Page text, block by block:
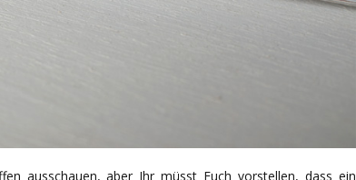
ausschauen, aber Ihr müsst Euch vorstellen, dass ein